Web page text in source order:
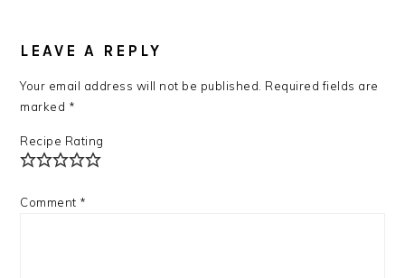
LEAVE A REPLY
Your email address will not be published. Required fields are
marked *
Recipe Rating
Comment *